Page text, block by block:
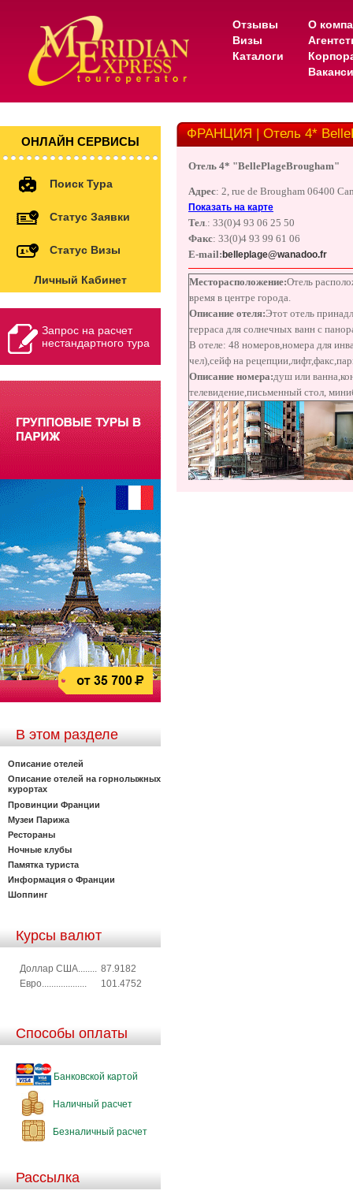
Отзывы
Визы
Каталоги
О
ОНЛАЙН СЕРВИСЫ
Поиск Тура
Статус Заявки
Статус Визы
Личный Кабинет
Запрос на расчет
нестандартного тура
В этом разделе
Описание отелей
Описание отелей на горнолыжных
курортах
Провинции Франции
Музеи Парижа
Рестораны
Ночные клубы
Памятка туриста
Информация о Франции
Шоппинг
Курсы валют
Доллар США........ 87.9182
Евро...................
101.4752
Способы оплаты
Банковской картой
Наличный расчет
Безналичный расчет
Рассылка
ФРАНЦИЯ | Отель 4*
Отель 4* "BellePlageBrougham"
Адрес: 2, rue de Brougham 06400
Показать на карте
Тел.: 33(0)4 93 06 25 50
Факс: 33(0)4 93 99 61 06
E-mail: belleplage@wanadoo.fr
Месторасположение:Отель
время в центре города.
Описание отеля:Этот отель
терраса для солнечных ванн с
В отеле: 48 номеров,номера для
чел),сейф на рецепции,лифт,факс,
Описание номера:душ или ванна,
телевидение,письменный стол,